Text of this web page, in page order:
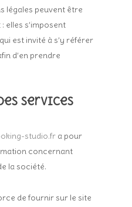
légales peuvent être
elles s’imposent
est invité à s’y référer
d’en prendre
services
studio.fr a pour
concernant
la société.
de fournir sur le site